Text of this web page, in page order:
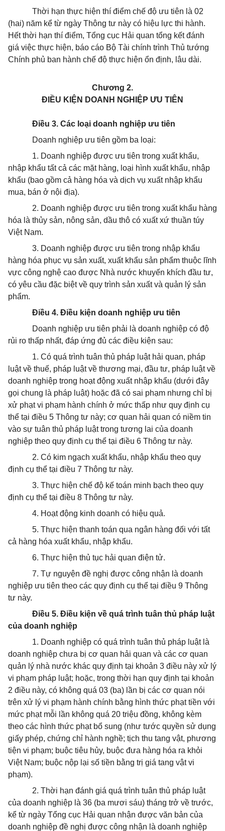
Thời hạn thực hiện thí điểm chế độ ưu tiên là 02
(hai) năm kể từ ngày Thông tư này có hiệu lực thi hành.
Hết thời hạn thí điểm, Tổng cục Hải quan tổng kết đánh
giá việc thực hiện, báo cáo Bộ Tài chính trình Thủ tướng
Chính phủ ban hành chế độ thực hiện ổn định, lâu dài.
Chương 2.
ĐIỀU KIỆN DOANH NGHIỆP ƯU TIÊN
Điều 3. Các loại doanh nghiệp ưu tiên
Doanh nghiệp ưu tiên gồm ba loại:
1. Doanh nghiệp được ưu tiên trong xuất khẩu,
nhập khẩu tất cả các mặt hàng, loại hình xuất khẩu, nhập
khẩu (bao gồm cả hàng hóa và dịch vụ xuất nhập khẩu
mua, bán ở nội địa).
2. Doanh nghiệp được ưu tiên trong xuất khẩu hàng
hóa là thủy sản, nông sản, dầu thô có xuất xứ thuần túy
Việt Nam.
3. Doanh nghiệp được ưu tiên trong nhập khẩu
hàng hóa phục vụ sản xuất, xuất khẩu sản phẩm thuộc lĩnh
vực công nghệ cao được Nhà nước khuyến khích đầu tư,
có yêu cầu đặc biệt về quy trình sản xuất và quản lý sản
phẩm.
Điều 4. Điều kiện doanh nghiệp ưu tiên
Doanh nghiệp ưu tiên phải là doanh nghiệp có độ
rủi ro thấp nhất, đáp ứng đủ các điều kiện sau:
1. Có quá trình tuân thủ pháp luật hải quan, pháp
luật về thuế, pháp luật về thương mại, đầu tư, pháp luật về
doanh nghiệp trong hoạt động xuất nhập khẩu (dưới đây
gọi chung là pháp luật) hoặc đã có sai phạm nhưng chỉ bị
xử phạt vi phạm hành chính ở mức thấp như quy định cụ
thể tại điều 5 Thông tư này; cơ quan hải quan có niềm tin
vào sự tuân thủ pháp luật trong tương lai của doanh
nghiệp theo quy định cụ thể tại điều 6 Thông tư này.
2. Có kim ngạch xuất khẩu, nhập khẩu theo quy
định cụ thể tại điều 7 Thông tư này.
3. Thực hiện chế độ kế toán minh bạch theo quy
định cụ thể tại điều 8 Thông tư này.
4. Hoạt động kinh doanh có hiệu quả.
5. Thực hiện thanh toán qua ngân hàng đối với tất
cả hàng hóa xuất khẩu, nhập khẩu.
6. Thực hiện thủ tục hải quan điện tử.
7. Tự nguyện đề nghị được công nhận là doanh
nghiệp ưu tiên theo các quy định cụ thể tại điều 9 Thông
tư này.
Điều 5. Điều kiện về quá trình tuân thủ pháp luật
của doanh nghiệp
1. Doanh nghiệp có quá trình tuân thủ pháp luật là
doanh nghiệp chưa bị cơ quan hải quan và các cơ quan
quản lý nhà nước khác quy định tại khoản 3 điều này xử lý
vi phạm pháp luật; hoặc, trong thời hạn quy định tại khoản
2 điều này, có không quá 03 (ba) lần bị các cơ quan nói
trên xử lý vi phạm hành chính bằng hình thức phạt tiền với
mức phạt mỗi lần không quá 20 triệu đồng, không kèm
theo các hình thức phạt bổ sung (như tước quyền sử dụng
giấy phép, chứng chỉ hành nghề; tịch thu tang vật, phương
tiện vi phạm; buộc tiêu hủy, buộc đưa hàng hóa ra khỏi
Việt Nam; buộc nộp lại số tiền bằng trị giá tang vật vi
phạm).
2. Thời hạn đánh giá quá trình tuân thủ pháp luật
của doanh nghiệp là 36 (ba mươi sáu) tháng trở về trước,
kể từ ngày Tổng cục Hải quan nhận được văn bản của
doanh nghiệp đề nghị được công nhận là doanh nghiệp